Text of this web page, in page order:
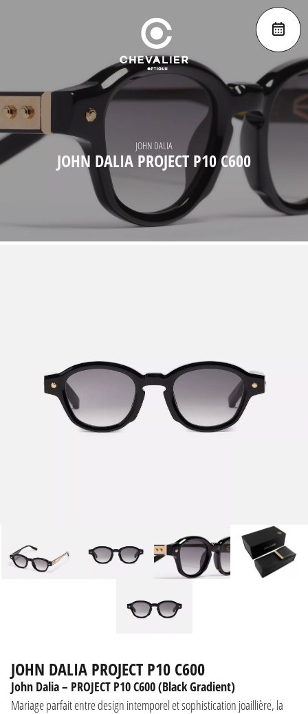
JOHN DALIA
JOHN DALIA PROJECT P10 C600
JOHN DALIA PROJECT P10 C600
John Dalia – PROJECT P10 C600 (Black Gradient)
Mariage parfait entre design intemporel et sophistication joaillière, la